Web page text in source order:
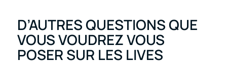
D’AUTRES QUESTIONS QUE
VOUS VOUDREZ VOUS
POSER SUR LES LIVES